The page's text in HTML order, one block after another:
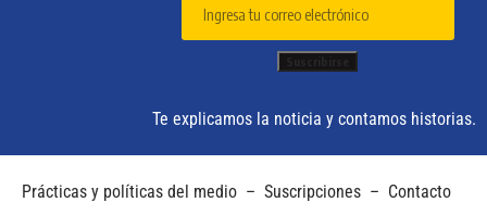
Te explicamos la noticia y contamos historias.
Prácticas y políticas del medio – Suscripciones – Contacto